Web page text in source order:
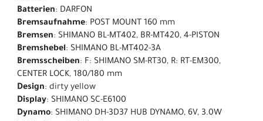
Batterien: DARFON
Bremsaufnahme: POST MOUNT 160 mm
Bremsen: SHIMANO BL-MT402, BR-MT420, 4-PISTON
Bremshebel: SHIMANO BL-MT402-3A
Bremsscheiben: F: SHIMANO SM-RT30, R: RT-EM300,
CENTER LOCK, 180/180 mm
Design: dirty yellow
Display: SHIMANO SC-E6100
Dynamo: SHIMANO DH-3D37 HUB DYNAMO, 6V, 3.0W